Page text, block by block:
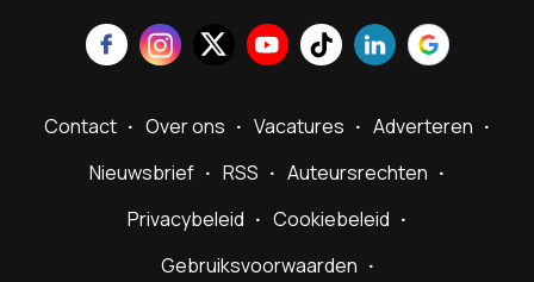
Contact Over ons Vacatures
Adverteren
Nieuwsbrief
RSS
Auteursrechten
Privacybeleid
Cookiebeleid
Gebruiksvoorwaarden